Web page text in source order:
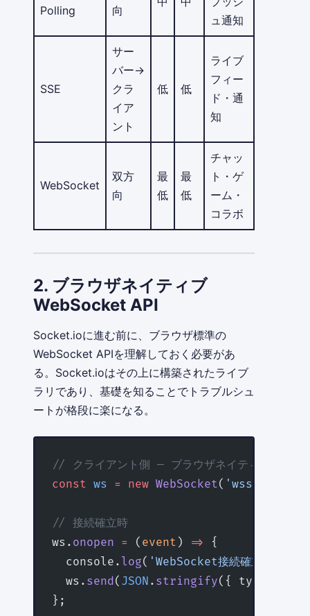
Polling 向
ュ通知
SSE
サー
バー→
クラ
イア
ント
低 低
ライブ
フィー
ド・通
知
WebSocket
双方
向
最
低
最
低
チャッ
ト・ゲ
ーム・
コラボ
2. ブラウザネイティブ
WebSocket API
Socket.ioに進む前に、ブラウザ標準の
WebSocket APIを理解しておく必要があ
る。Socket.ioはその上に構築されたライブ
ラリであり、基礎を知ることでトラブルシュ
ートが格段に楽になる。
// クライアント側 — ブラウザネイティブ
const ws = new WebSocket( 'wss://
// 接続確立時
ws. onopen = ( event ) => {
  console.
log( 'WebSocket接続確立'
  ws.
send( JSON . stringify({ type:
};